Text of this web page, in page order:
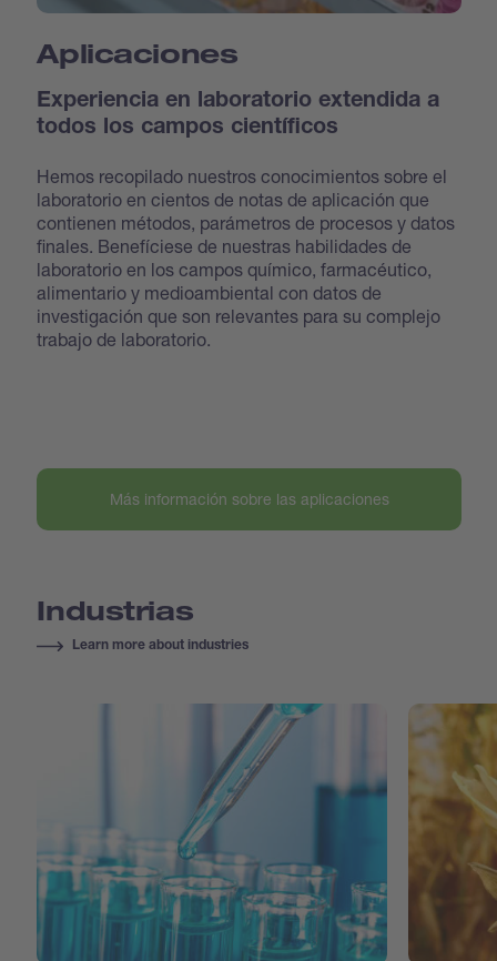
Aplicaciones
Experiencia en laboratorio extendida a
todos los campos científicos
Hemos recopilado nuestros conocimientos sobre el
laboratorio en cientos de notas de aplicación que
contienen métodos, parámetros de procesos y datos
finales. Benefíciese de nuestras habilidades de
laboratorio en los campos químico, farmacéutico,
alimentario y medioambiental con datos de
investigación que son relevantes para su complejo
trabajo de laboratorio.
Más información sobre las aplicaciones
Industrias
Learn more about industries